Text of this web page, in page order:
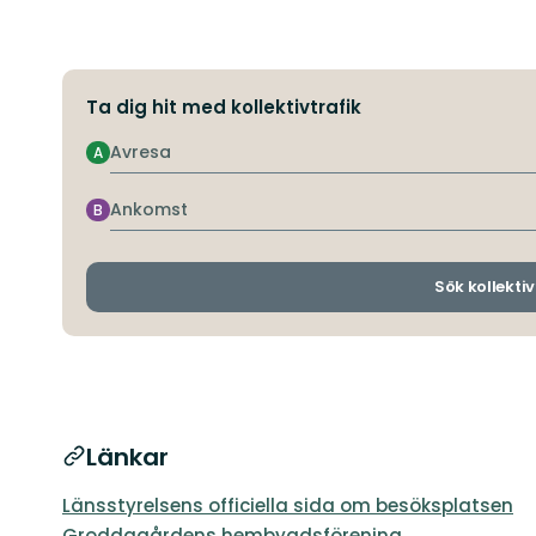
Ta dig hit med kollektivtrafik
Avresa
A
Ankomst
B
Sök
Länkar
Länsstyrelsens officiella sida om besöksplatsen